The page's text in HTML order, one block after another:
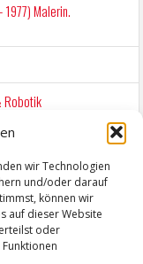
wir Technologien
und/oder darauf
können wir
auf dieser Website
oder
1977) Malerin.
Robotik
WAR ES FRIEDRICH